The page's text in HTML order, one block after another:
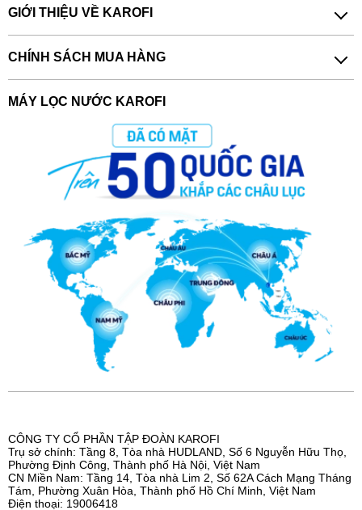
GIỚI THIỆU VỀ KAROFI
CHÍNH SÁCH MUA HÀNG
MÁY LỌC NƯỚC KAROFI
CÔNG TY CỔ PHẦN TẬP ĐOÀN KAROFI
Trụ sở chính: Tầng 8, Tòa nhà HUDLAND, Số 6 Nguyễn Hữu Thọ,
Phường Định Công, Thành phố Hà Nội, Việt Nam
CN Miền Nam: Tầng 14, Tòa nhà Lim 2, Số 62A Cách Mạng Tháng
Tám, Phường Xuân Hòa, Thành phố Hồ Chí Minh, Việt Nam
Điện thoại: 19006418